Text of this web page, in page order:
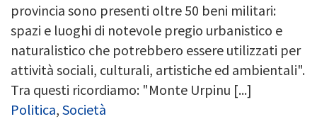
provincia sono presenti oltre 50 beni militari:
spazi e luoghi di notevole pregio urbanistico e
naturalistico che potrebbero essere utilizzati per
attività sociali, culturali, artistiche ed ambientali".
Tra questi ricordiamo: "Monte Urpinu [...]
Politica, Società